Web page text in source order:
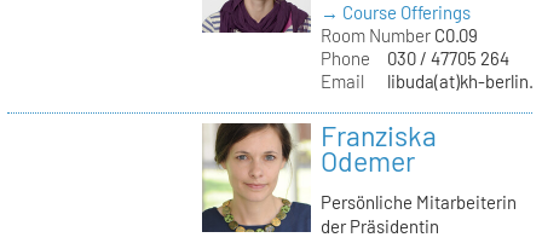
→ Course Offerings
Room NumberC0.09
Phone
030 / 47705 264
Email
libuda(at)kh-
Franziska
Odemer
Persönliche Mitarbeiterin
der Präsidentin